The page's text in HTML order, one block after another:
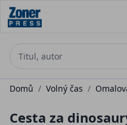
Domů / Volný čas /
Cesta za